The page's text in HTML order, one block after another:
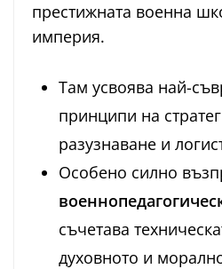
престижната военна
империя.
Там усвоява най-
принципи на
разузнаване и
Особено силно
съчетава
духовното и